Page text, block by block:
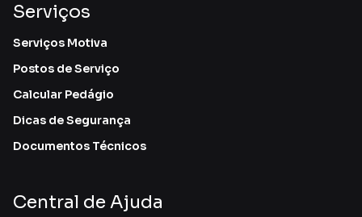
Serviços
Serviços Motiva
Postos de Serviço
Calcular Pedágio
Dicas de Segurança
Documentos Técnicos
Central de Ajuda